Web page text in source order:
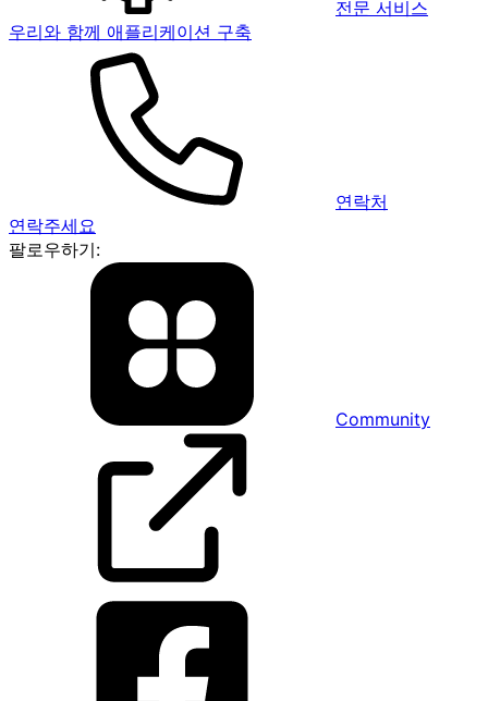
전문 서비스
우리와 함께 애플리케이션 구축
연락처
연락주세요
팔로우하기:
Community